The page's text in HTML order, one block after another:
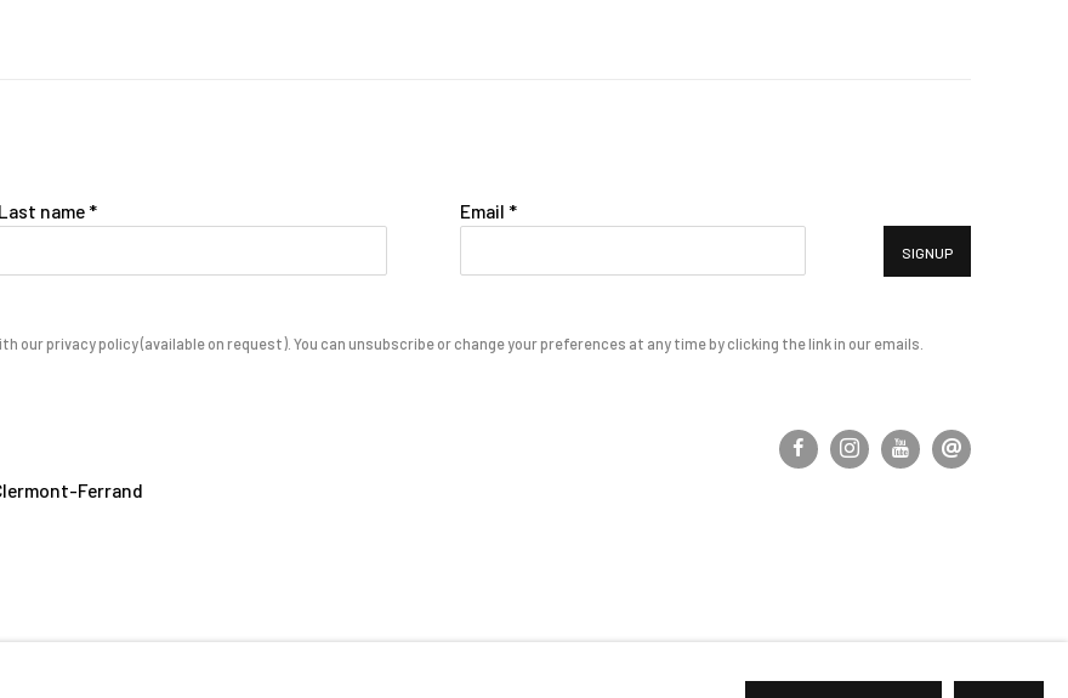
Last name * Email *
SIGNUP
our privacy policy (available on request). You can unsubscribe or change your preferences at any time by clicking the link in our emails.
Ferrand